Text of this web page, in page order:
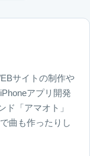
サイトの制作や
アプリ開発
ド「アマオト」
曲も作ったりし